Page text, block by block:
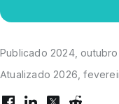
Publicado 2024, outubro
Atualizado 2026,